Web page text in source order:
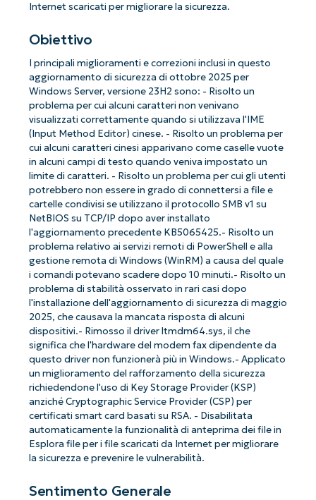
Internet scaricati per migliorare la sicurezza.
Obiettivo
I principali miglioramenti e correzioni inclusi in questo
aggiornamento di sicurezza di ottobre 2025 per
Windows Server, versione 23H2 sono: - Risolto un
problema per cui alcuni caratteri non venivano
visualizzati correttamente quando si utilizzava l'IME
(Input Method Editor) cinese. - Risolto un problema per
cui alcuni caratteri cinesi apparivano come caselle vuote
in alcuni campi di testo quando veniva impostato un
limite di caratteri. - Risolto un problema per cui gli utenti
potrebbero non essere in grado di connettersi a file e
cartelle condivisi se utilizzano il protocollo SMB v1 su
NetBIOS su TCP/IP dopo aver installato
l'aggiornamento precedente KB5065425.- Risolto un
problema relativo ai servizi remoti di PowerShell e alla
gestione remota di Windows (WinRM) a causa del quale
i comandi potevano scadere dopo 10 minuti.- Risolto un
problema di stabilità osservato in rari casi dopo
l'installazione dell'aggiornamento di sicurezza di maggio
2025, che causava la mancata risposta di alcuni
dispositivi.- Rimosso il driver ltmdm64.sys, il che
significa che l'hardware del modem fax dipendente da
questo driver non funzionerà più in Windows.- Applicato
un miglioramento del rafforzamento della sicurezza
richiedendone l'uso di Key Storage Provider (KSP)
anziché Cryptographic Service Provider (CSP) per
certificati smart card basati su RSA. - Disabilitata
automaticamente la funzionalità di anteprima dei file in
Esplora file per i file scaricati da Internet per migliorare
la sicurezza e prevenire le vulnerabilità.
Sentimento Generale